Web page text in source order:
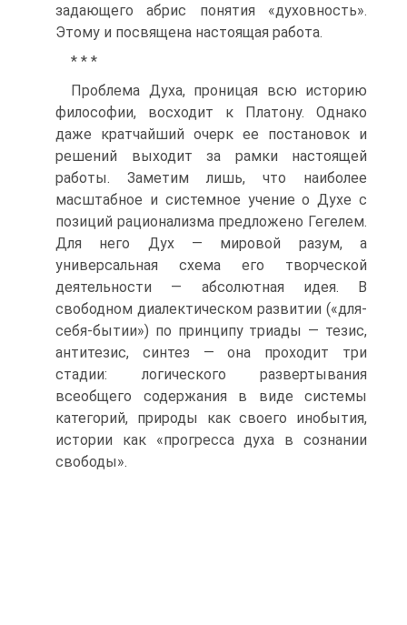
задающего абрис понятия «духовность».
Этому и посвящена настоящая работа.
* * *
Проблема Духа, проницая всю историю
философии, восходит к Платону. Однако
даже кратчайший очерк ее постановок и
решений выходит за рамки настоящей
работы. Заметим лишь, что наиболее
масштабное и системное учение о Духе с
позиций рационализма предложено Гегелем.
Для него Дух — мировой разум, а
универсальная схема его творческой
деятельности — абсолютная идея. В
свободном диалектическом развитии («для-
себя-бытии») по принципу триады — тезис,
антитезис, синтез — она проходит три
стадии: логического развертывания
всеобщего содержания в виде системы
категорий, природы как своего инобытия,
истории как «прогресса духа в сознании
свободы».